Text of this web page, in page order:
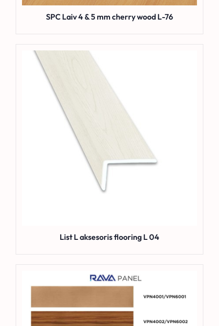
SPC Laiv 4 & 5 mm cherry wood L-76
List L aksesoris flooring L 04